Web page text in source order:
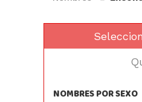
NOMBRES POR SEXO